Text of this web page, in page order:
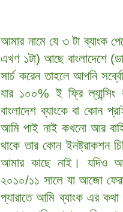
আমার নামে যে ৩ টা ব্যাংক
এখণ ১টা) আছে বাংলাদেশে
সার্চ করেন তাহলে আপনি
যার ১০০% ই ফ্রি
বাংলাদেশ ব্যাংকে বা কোন
আমি পাই নাই কখনো আর
থাকে তার কোন ইনষ্ট্রাকশন
আমার কাছে নাই। যদিও
২০১০/১১ সালে যা আজো
প্যারাতে আমি ব্যাংক এর